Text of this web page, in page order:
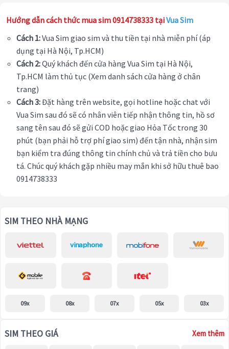
Hướng dẫn cách thức mua sim 0914738333 tạiVua Sim
Cách 1:Vua Sim giao sim và thu tiền tại nhà miễn phí (áp
dụng tại Hà Nội, Tp.HCM)
Cách 2:Quý khách đến cửa hàng Vua Sim tại Hà Nội,
Tp.HCM làm thủ tục (Xem danh sách cửa hàng ở chân
trang)
Cách 3:Đặt hàng trên website, gọi hotline hoặc chat với
Vua Sim sau đó sẽ có nhân viên tiếp nhận thông tin, hồ sơ
sang tên sau đó sẽ gửi COD hoặc giao Hỏa Tốc trong 30
phút (bạn phải hỗ trợ phí giao sim) đến tận nhà, nhận sim
bạn kiểm tra đúng thông tin chính chủ và trả tiền cho bưu
tá. Chúc quý khách gặp nhiều may mắn khi sở hữu thuê bao
0914738333
SIM THEO NHÀ MẠNG
09x 08x 07x 05x 03x
SIM THEO GIÁ Xem thêm